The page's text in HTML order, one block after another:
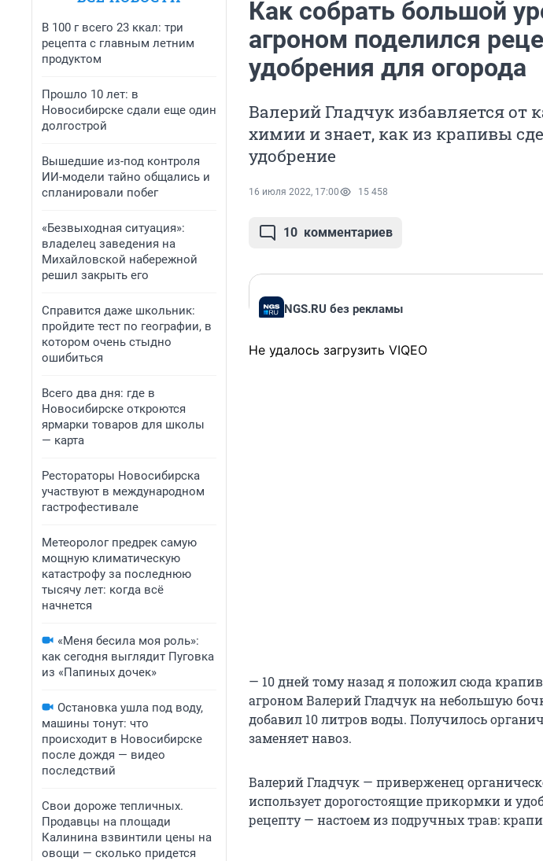
В 100 г всего 23 ккал: три
рецепта с главным летним
продуктом
Прошло 10 лет: в
Новосибирске сдали еще один
долгострой
Вышедшие из-под контроля
ИИ-модели тайно общались и
спланировали побег
«Безвыходная ситуация»:
владелец заведения на
Михайловской набережной
решил закрыть его
Справится даже школьник:
пройдите тест по географии, в
котором очень стыдно
ошибиться
Всего два дня: где в
Новосибирске откроются
ярмарки товаров для школы
— карта
Рестораторы Новосибирска
участвуют в международном
гастрофестивале
Метеоролог предрек самую
мощную климатическую
катастрофу за последнюю
тысячу лет: когда всё
начнется
«Меня бесила моя роль»:
как сегодня выглядит Пуговка
из «Папиных дочек»
Остановка ушла под воду,
машины тонут: что
происходит в Новосибирске
после дождя — видео
последствий
Свои дороже тепличных.
Продавцы на площади
Калинина взвинтили цены на
овощи — сколько придется
Как собрать большой
агроном поделился
удобрения для огорода
Валерий Гладчук избавляется от
химии и знает, как из крапивы
удобрение
16 июля 2022, 17:00 15 458
10 комментариев
NGS.RU без рекламы
Не удалось загрузить VIQEO
— 10 дней тому назад я положил сюда
агроном Валерий Гладчук на небольшую
добавил 10 литров воды. Получилось
заменяет навоз.
Валерий Гладчук — приверженец
использует дорогостоящие прикормки и
рецепту — настоем из подручных трав: